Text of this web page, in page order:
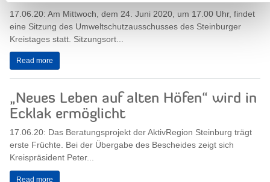
17.06.20: Am Mittwoch, dem 24. Juni 2020, um 17.00 Uhr, findet
eine Sitzung des Umweltschutzausschusses des Steinburger
Kreistages statt. Sitzungsort...
Read more
„Neues Leben auf alten Höfen“ wird in
Ecklak ermöglicht
17.06.20: Das Beratungsprojekt der AktivRegion Steinburg trägt
erste Früchte. Bei der Übergabe des Bescheides zeigt sich
Kreispräsident Peter...
Read more